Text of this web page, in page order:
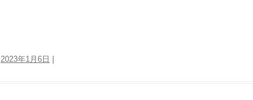
2023年1月6日